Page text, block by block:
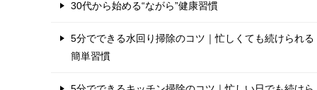
30代から始める“ながら”健康習慣
5分でできる水回り掃除のコツ｜忙しくても続けられる
簡単習慣